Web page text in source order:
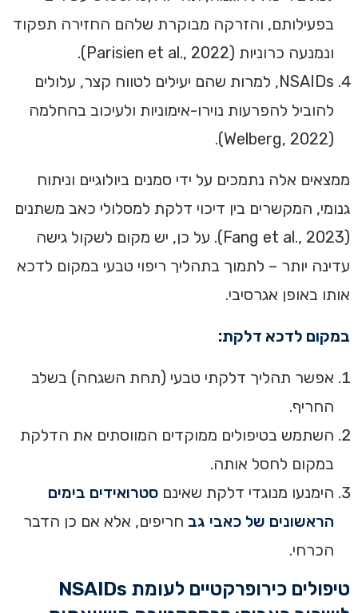
בפעילותם, והזרקה מבוקרת שלהם החזירה תפקוד
ונמנעה כרוניות (Parisien et al., 2022).
NSAIDs, למרות שהם יעילים לטווח קצר, עלולים
להוביל להפרעות נוירו-אימוניות ולעיכוב בהחלמה
(Welberg, 2022).
ממצאים אלה נתמכים על ידי סמנים ביולוגיים וניתוח
גנומי, המקשרים בין דיכוי דלקת למסלולי כאב משתנים
(Fang et al., 2023). על כן, יש מקום לשקול גישה
עדינה יותר – לתמוך בתהליך ריפוי טבעי במקום לדכא
אותו באופן אגרסיבי.
במקום לדכא דלקת:
אפשר תהליך דלקתי טבעי (תחת השגחה) בשלב
החריף.
השתמש בטיפולים ממוקדים המווסתים את הדלקת
במקום לחסל אותה.
הימנעו מנוגדי דלקת שאינם סטרואידים בימים
הראשונים של כאבי גב חריפים, אלא אם כן הדבר
הכרחי.
טיפולים כירופרקטיים לעומת NSAIDs